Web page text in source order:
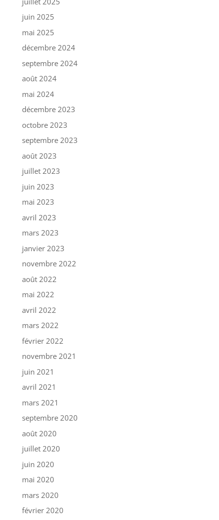
juin 2025
mai 2025
décembre 2024
septembre 2024
août 2024
mai 2024
décembre 2023
octobre 2023
septembre 2023
août 2023
juillet 2023
juin 2023
mai 2023
avril 2023
mars 2023
janvier 2023
novembre 2022
août 2022
mai 2022
avril 2022
mars 2022
février 2022
novembre 2021
juin 2021
avril 2021
mars 2021
septembre 2020
août 2020
juillet 2020
juin 2020
mai 2020
mars 2020
février 2020